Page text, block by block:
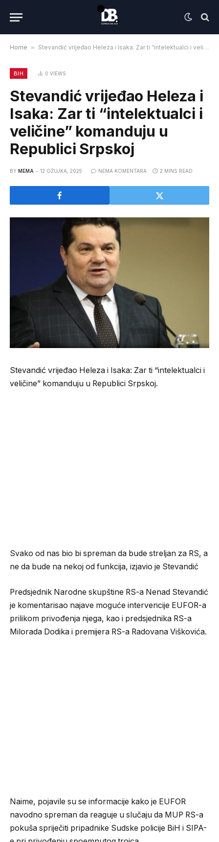
Home » Stevandić vrijeđao Heleza i Isaka: Zar ti “intelektualci i veličine” komanduju u Republici Srpskoj
BIH 0 VIEWS
Stevandić vrijeđao Heleza i
Isaka: Zar ti “intelektualci i
veličine” komanduju u
Republici Srpskoj
BY MEMA 12 OŽUJKA, 2025 NEMA KOMENTARA 2 MINS READ
Stevandić vrijeđao Heleza i Isaka: Zar ti “intelektualci i
veličine” komanduju u Republici Srpskoj.
Svako od nas bio bi spreman da bude streljan za RS, a
ne da bude na nekoj od funkcija, izjavio je Stevandić
Predsjednik Narodne skupštine RS-a Nenad Stevandić
je komentarisao najave moguće intervencije EUFOR-a
prilikom privođenja njega, kao i predsjednika RS-a
Milorada Dodika i premijera RS-a Radovana Viškovića.
Naime, pojavile su se informacije kako je EUFOR
navodno spreman da reaguje u slučaju da MUP RS-a
pokuša spriječiti pripadnike Sudske policije BiH i SIPA-